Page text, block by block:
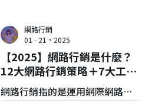
LINE社群功能，並提供3招經營方
法，快速提升社群影響力。文末
不僅為你解答使用LINE社群的常
見問題，還加碼推薦LINE社群行
銷首選品牌！
網路行銷
01 - 21，2025
【2025】網路行銷是什麼？
12大網路行銷策略＋7大工具
介紹
網路行銷指的是運用網際網路，